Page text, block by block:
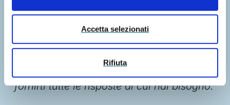
Accetta selezionati
Rifiuta
informazioni?
Che tu abbia un dubbio, una richiesta o
voglia sapere come possiamo supportarti,
compila il form. Ti ricontatteremo per
fornirti tutte le risposte di cui hai bisogno.